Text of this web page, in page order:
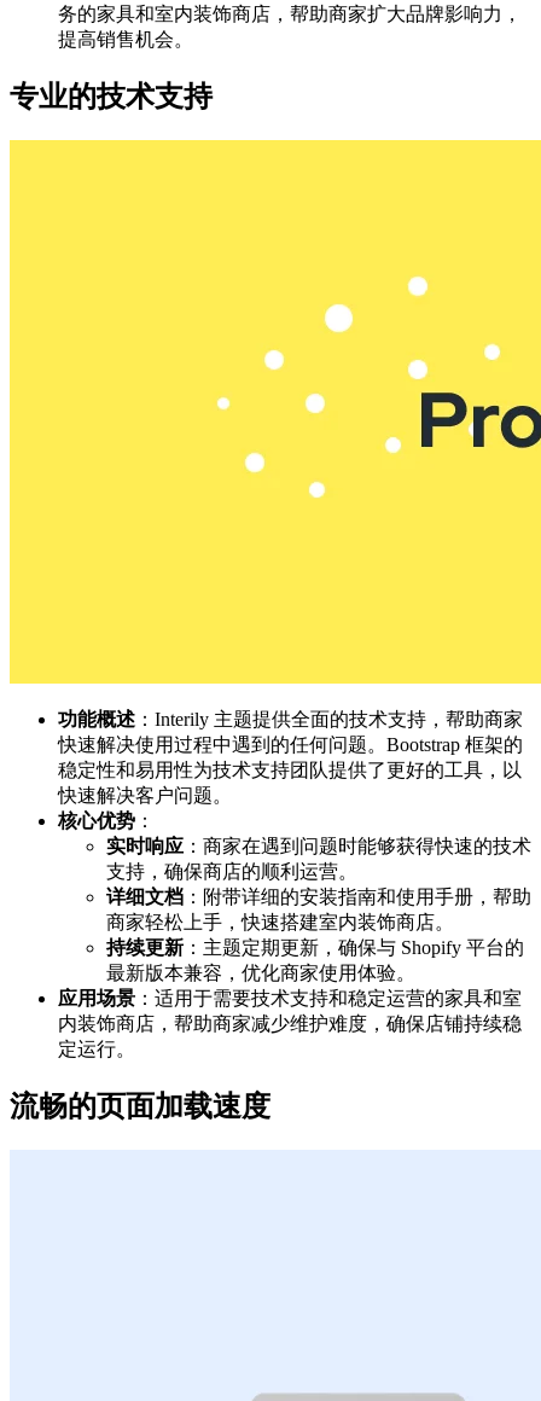
务的家具和室内装饰商店，帮助商家扩大品牌影响力，
提高销售机会。
专业的技术支持
功能概述 ：Interily 主题提供全面的技术支持，帮助商家
快速解决使用过程中遇到的任何问题。Bootstrap 框架的
稳定性和易用性为技术支持团队提供了更好的工具，以
快速解决客户问题。
核心优势 ：
实时响应 ：商家在遇到问题时能够获得快速的技术
支持，确保商店的顺利运营。
详细文档 ：附带详细的安装指南和使用手册，帮助
商家轻松上手，快速搭建室内装饰商店。
持续更新 ：主题定期更新，确保与 Shopify 平台的
最新版本兼容，优化商家使用体验。
应用场景 ：适用于需要技术支持和稳定运营的家具和室
内装饰商店，帮助商家减少维护难度，确保店铺持续稳
定运行。
流畅的页面加载速度